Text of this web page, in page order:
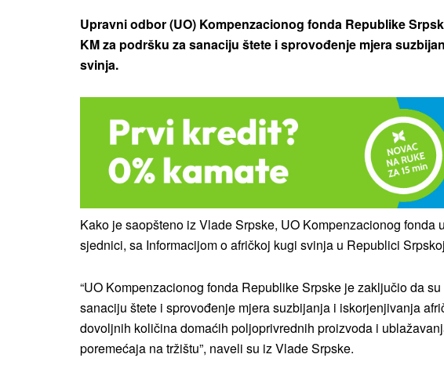
Upravni odbor (UO) Kompenzacionog fonda Republike
KM za podršku za sanaciju štete i sprovođenje mjera
svinja.
Kako je saopšteno iz Vlade Srpske, UO Kompenzacionog fonda
sjednici, sa Informacijom o afričkoj kugi svinja u Republici
“UO Kompenzacionog fonda Republike Srpske je zaključio da
sanaciju štete i sprovođenje mjera suzbijanja i iskorjenjivanja
dovoljnih količina domaćih poljoprivrednih proizvoda i
poremećaja na tržištu”, naveli su iz Vlade Srpske.